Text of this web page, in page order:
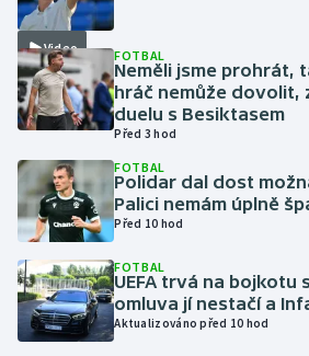
Lezení
Lyže a snowboard
Moderní pětiboj
Motorsport
Olympijské hry
Parasport
Plavání
Video FOTBAL
Neměli jsme prohrát,
hráč nemůže dovolit,
duelu s Besiktasem
Před 3 hod
FOTBAL
Polidar dal dost
Palici nemám úplně
Před 10 hod
FOTBAL
UEFA trvá na bojkotu
omluva jí nestačí a
Aktualizováno před 10 hod